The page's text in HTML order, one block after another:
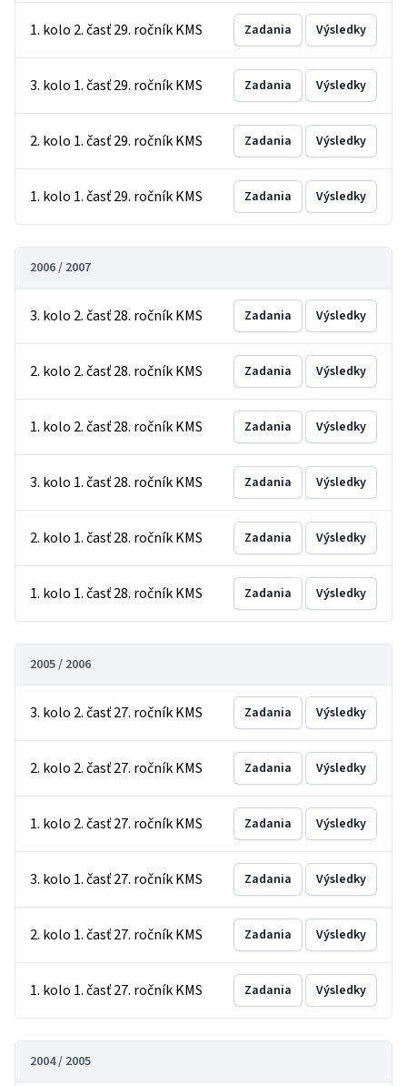
1. kolo 2. časť 29. ročník KMS Zadania Výsledky
3. kolo 1. časť 29. ročník KMS Zadania Výsledky
2. kolo 1. časť 29. ročník KMS Zadania Výsledky
1. kolo 1. časť 29. ročník KMS Zadania Výsledky
2006 / 2007
3. kolo 2. časť 28. ročník KMS Zadania Výsledky
2. kolo 2. časť 28. ročník KMS Zadania Výsledky
1. kolo 2. časť 28. ročník KMS Zadania Výsledky
3. kolo 1. časť 28. ročník KMS Zadania Výsledky
2. kolo 1. časť 28. ročník KMS Zadania Výsledky
1. kolo 1. časť 28. ročník KMS Zadania Výsledky
2005 / 2006
3. kolo 2. časť 27. ročník KMS Zadania Výsledky
2. kolo 2. časť 27. ročník KMS Zadania Výsledky
1. kolo 2. časť 27. ročník KMS Zadania Výsledky
3. kolo 1. časť 27. ročník KMS Zadania Výsledky
2. kolo 1. časť 27. ročník KMS Zadania Výsledky
1. kolo 1. časť 27. ročník KMS Zadania Výsledky
2004 / 2005